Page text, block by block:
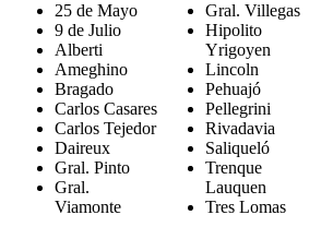
25 de Mayo
9 de Julio
Alberti
Ameghino
Bragado
Carlos Casares
Carlos Tejedor
Daireux
Gral. Pinto
Gral.
Viamonte
Gral. Villegas
Hipolito
Yrigoyen
Lincoln
Pehuajó
Pellegrini
Rivadavia
Saliqueló
Trenque
Lauquen
Tres Lomas